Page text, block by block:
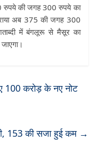
रुपये की जगह 300 रुपये का
अब 375 की जगह 300
में बंगलूरू से मैसूर का
100 करोड़ के नए नोट
153 की सजा हुई कम →